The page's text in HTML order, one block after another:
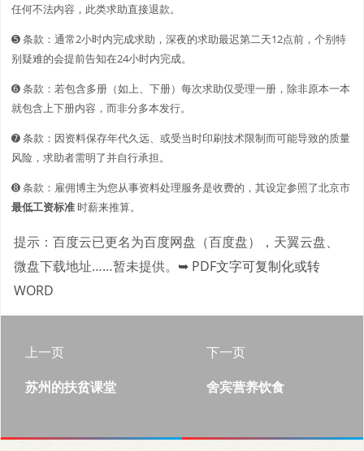
任何不法内容，此类求助直接退款。
➎ 条款：通常2小时内完成求助，深夜的求助最迟第二天12点前，个别特
别疑难的会提前告知在24小时内完成。
➏ 条款：若包含多册（如上、下册）每次求助仅受理一册，除非原本一本
就包含上下册内容，而非分多本发行。
➐ 条款：因资料保存年代久远、或受当时印刷技术限制而可能导致的质量
风险，求助者需明了并自行承担。
➑ 条款：雇佣博主为您从事资料处理服务是收费的，其设定参照了北京市
最低工资标准时薪来推算。
提示：百度云已更名为百度网盘（百度盘），天翼云盘、
微盘下载地址……暂未提供。 ➥ PDF文字可复制化或转
WORD
上一页
苏州的扶贫课堂
下一页
舍宾营养饮食